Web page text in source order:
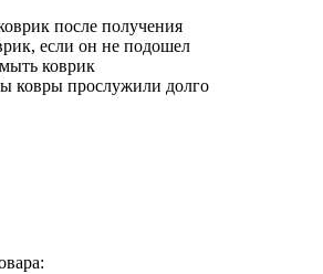
после получения
если он не подошел
коврик
ковры прослужили долго